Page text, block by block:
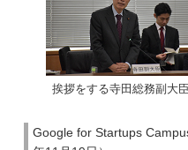
挨拶をする寺田総務副大臣
Google for Startups